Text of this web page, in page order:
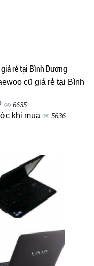
rẻ tại Bình Dương
cũ giá rẻ tại Bình
6635
khi mua 5636